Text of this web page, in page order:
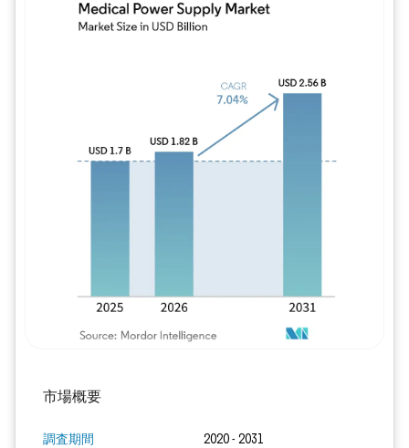
市場概要
調査期間 2020 - 2031